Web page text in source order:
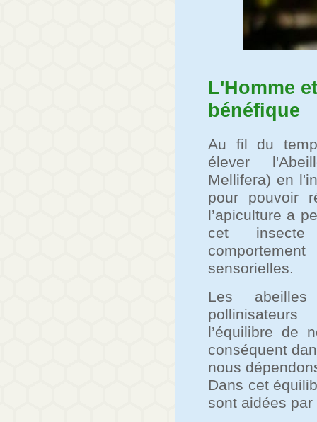
L'Homme
bénéfique
Au fil du
élever
Mellifera) en
pour pouvoir
l’apiculture a
cet
sensorielles.
Les
l’équilibre de
conséquent
nous
Dans cet
sont aidées